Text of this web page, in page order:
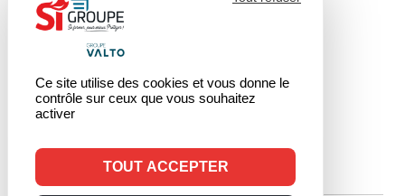
Ce site utilise des cookies et vous donne le
contrôle sur ceux que vous souhaitez
activer
TOUT ACCEPTER